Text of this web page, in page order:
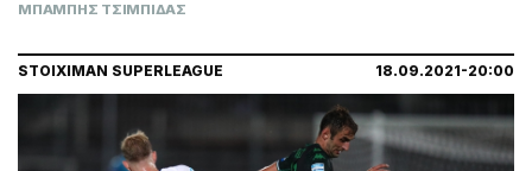
ΜΠΑΜΠΗΣ ΤΣΙΜΠΙΔΑΣ
STOIXIMAN SUPERLEAGUE 18.09.2021-20:00